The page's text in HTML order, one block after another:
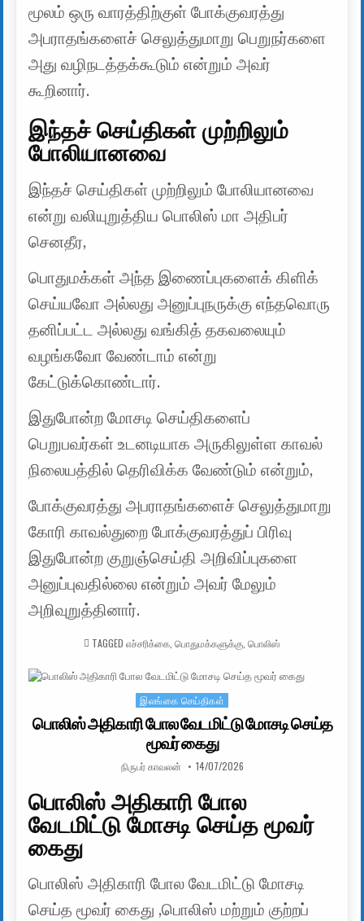
மூலம் ஒரு வாரத்திற்குள் போக்குவரத்து
அபராதங்களைச் செலுத்துமாறு பெறுநர்களை
அது வழிநடத்தக்கூடும் என்றும் அவர்
கூறினார்.
இந்தச் செய்திகள் முற்றிலும்
போலியானவை
இந்தச் செய்திகள் முற்றிலும் போலியானவை
என்று வலியுறுத்திய பொலிஸ் மா அதிபர்
செனதீர,
பொதுமக்கள் அந்த இணைப்புகளைக் கிளிக்
செய்யவோ அல்லது அனுப்புநருக்கு எந்தவொரு
தனிப்பட்ட அல்லது வங்கித் தகவலையும்
வழங்கவோ வேண்டாம் என்று
கேட்டுக்கொண்டார்.
இதுபோன்ற மோசடி செய்திகளைப்
பெறுபவர்கள் உடனடியாக அருகிலுள்ள காவல்
நிலையத்தில் தெரிவிக்க வேண்டும் என்றும்,
போக்குவரத்து அபராதங்களைச் செலுத்துமாறு
கோரி காவல்துறை போக்குவரத்துப் பிரிவு
இதுபோன்ற குறுஞ்செய்தி அறிவிப்புகளை
அனுப்புவதில்லை என்றும் அவர் மேலும்
அறிவுறுத்தினார்.
TAGGED எச்சரிக்கை பொதுமக்களுக்கு பொலிஸ்
Posted in
இலங்கை செய்திகள்
பொலிஸ் அதிகாரி போல வேடமிட்டு மோசடி செய்த
மூவர் கைது
AUTHOR:
நிருபர் காவலன் PUBLISHED DATE:
14/07/2026
பொலிஸ் அதிகாரி போல
வேடமிட்டு மோசடி செய்த மூவர்
கைது
பொலிஸ் அதிகாரி போல வேடமிட்டு மோசடி
செய்த மூவர் கைது ,பொலிஸ் மற்றும் குற்றப்